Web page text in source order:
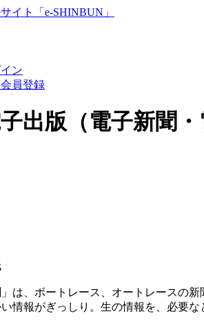
ン
員登録
出版（電子新聞
は、ボートレース、オートレースの
情報がぎっしり。生の情報を、必要